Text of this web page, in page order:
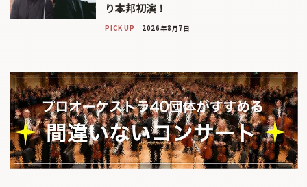
り本邦初演！
PICK UP 2026年8月7日